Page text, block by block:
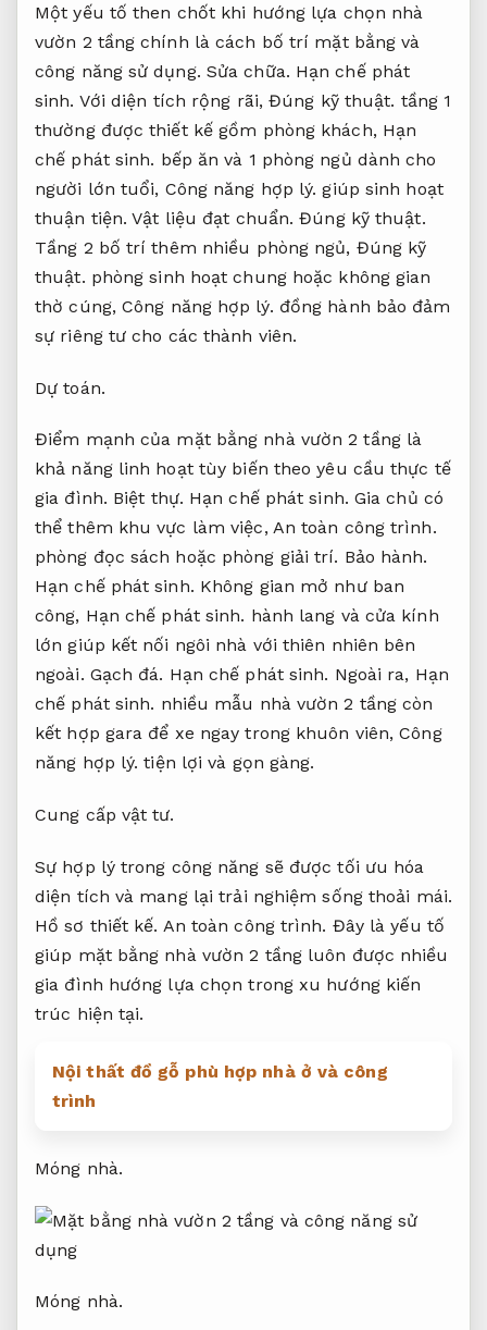
Một yếu tố then chốt khi hướng lựa chọn nhà
vườn 2 tầng chính là cách bố trí mặt bằng và
công năng sử dụng. Sửa chữa. Hạn chế phát
sinh. Với diện tích rộng rãi, Đúng kỹ thuật. tầng 1
thường được thiết kế gồm phòng khách, Hạn
chế phát sinh. bếp ăn và 1 phòng ngủ dành cho
người lớn tuổi, Công năng hợp lý. giúp sinh hoạt
thuận tiện.Vật liệu đạt chuẩn. Đúng kỹ thuật.
Tầng 2 bố trí thêm nhiều phòng ngủ, Đúng kỹ
thuật. phòng sinh hoạt chung hoặc không gian
thờ cúng, Công năng hợp lý. đồng hành bảo đảm
sự riêng tư cho các thành viên.
Dự toán.
Điểm mạnh của mặt bằng nhà vườn 2 tầng là
khả năng linh hoạt tùy biến theo yêu cầu thực tế
gia đình. Biệt thự. Hạn chế phát sinh. Gia chủ có
thể thêm khu vực làm việc, An toàn công trình.
phòng đọc sách hoặc phòng giải trí. Bảo hành.
Hạn chế phát sinh. Không gian mở như ban
công, Hạn chế phát sinh. hành lang và cửa kính
lớn giúp kết nối ngôi nhà với thiên nhiên bên
ngoài. Gạch đá. Hạn chế phát sinh. Ngoài ra, Hạn
chế phát sinh. nhiều mẫu nhà vườn 2 tầng còn
kết hợp gara để xe ngay trong khuôn viên,Công
năng hợp lý. tiện lợi và gọn gàng.
Cung cấp vật tư.
Sự hợp lý trong công năng sẽ được tối ưu hóa
diện tích và mang lại trải nghiệm sống thoải mái.
Hồ sơ thiết kế. An toàn công trình. Đây là yếu tố
giúp mặt bằng nhà vườn 2 tầng luôn được nhiều
gia đình hướng lựa chọn trong xu hướng kiến
trúc hiện tại.
Nội thất đồ gỗ phù hợp nhà ở và công
trình
Móng nhà.
Móng nhà.